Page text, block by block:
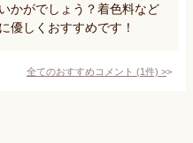
かがでしょう？着色料など
優しくおすすめです！
全てのおすすめコメント (1件) >